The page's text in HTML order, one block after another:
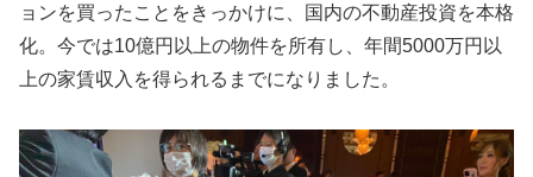
ョンを買ったことをきっかけに、国内の不動産投資を本格
化。今では10億円以上の物件を所有し、年間5000万円以
上の家賃収入を得られるまでになりました。